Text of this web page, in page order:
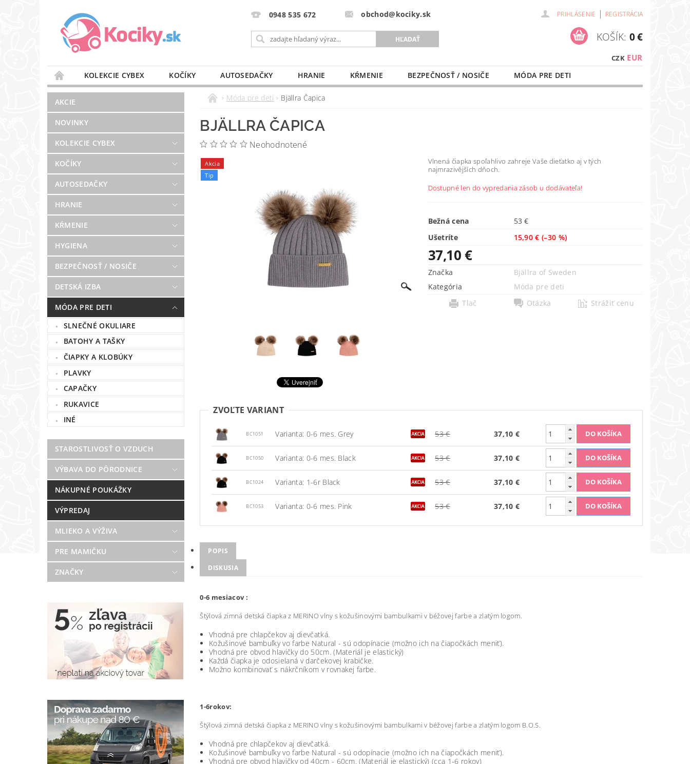
0948 535 672 obchod@kociky.sk PRIHLÁSENIE | REGISTRÁCIA
CZK EUR
KOŠÍK: 0 €
KOLEKCIE CYBEX KOČÍKY AUTOSEDAČKY HRANIE KŔMENIE BEZPEČNOSŤ / NOSIČE
MÓDA PRE DETI
STAROSTLIVOSŤ O VZDUCH
VÝBAVA DO PÔRODNICE MLIEKO A VÝŽIVA
BLOG
PREDAJŇA KONTAKT
AKCIE
NOVINKY
KOLEKCIE CYBEX
KOČÍKY
AUTOSEDAČKY
HRANIE
KŔMENIE
HYGIENA
BEZPEČNOSŤ / NOSIČE
DETSKÁ IZBA
MÓDA PRE DETI
SLNEČNÉ OKULIARE
BATOHY A TAŠKY
ČIAPKY A KLOBÚKY
PLAVKY
CAPAČKY
RUKAVICE
INÉ
STAROSTLIVOSŤ O VZDUCH
VÝBAVA DO PÔRODNICE
NÁKUPNÉ POUKÁŽKY
VÝPREDAJ
MLIEKO A VÝŽIVA
PRE MAMIČKU
ZNAČKY
Móda pre deti Bjällra Čapica
BJÄLLRA ČAPICA
Neohodnotené
Akcia
Tip
Vlnená čiapka spoľahlivo zahreje Vaše dieťatko aj v tých
najmrazivějších dňoch.
Dostupné len do vypredania zásob u dodávateľa!
Bežná cena
53 €
Ušetríte
15,90 €(–30 %)
37,10 €
Značka
Bjällra of Sweden
Kategória
Móda pre deti
Tlač
Otázka Strážiť cenu
ZVOĽTE VARIANT
BC1051 Varianta: 0-6 mes. Grey 53 € 37,10 €
BC1050 Varianta: 0-6 mes. Black 53 € 37,10 €
BC1024 Varianta: 1-6r Black 53 € 37,10 €
BC1053 Varianta: 0-6 mes. Pink 53 € 37,10 €
POPIS
DISKUSIA
0-6 mesiacov :
Štýlová zimná detská čiapka z MERINO vlny s kožušinovými bambulkami v béžovej farbe a zlatým logom.
Vhodná pre chlapčekov aj dievčatká.
Kožušinové bambuľky vo farbe Natural - sú odopínacie (možno ich na čiapočkách meniť).
Vhodná pre obvod hlavičky do 50cm. (Materiál je elastický)
Každá čiapka je odosielaná v darčekovej krabičke.
Možno kombinovať s nákrčníkom v rovnakej farbe.
1-6rokov:
Štýlová zimná detská čiapka z MERINO vlny s kožušinovými bambulkami v béžovej farbe a zlatým logom B.O.S.
Vhodná pre chlapčekov aj dievčatká.
Kožušinové bambuľky vo farbe Natural - sú odopínacie (možno ich na čiapočkách meniť).
Vhodná pre obvod hlavičky od 40cm - 60cm. (Materiál je elastický) (cca 1-6 rokov)